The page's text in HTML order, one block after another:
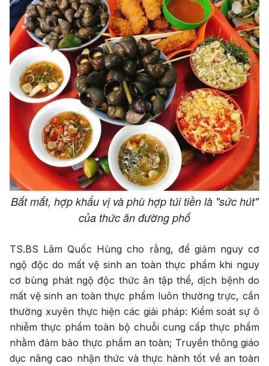
Bắt mắt, hợp khẩu vị và phù hợp túi tiền là "sức hút"
của thức ăn đường phố
TS.BS Lâm Quốc Hùng cho rằng, để giảm nguy cơ
ngộ độc do mất vệ sinh an toàn thực phẩm khi nguy
cơ bùng phát ngộ độc thức ăn tập thể, dịch bệnh do
mất vệ sinh an toàn thực phẩm luôn thường trực, cần
thường xuyên thực hiện các giải pháp: Kiểm soát sự ô
nhiễm thực phẩm toàn bộ chuỗi cung cấp thực phẩm
nhằm đảm bảo thực phẩm an toàn; Truyền thông giáo
dục nâng cao nhận thức và thực hành tốt về an toàn